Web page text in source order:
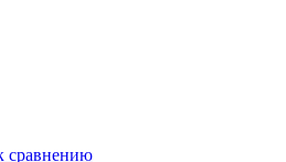
сравнению